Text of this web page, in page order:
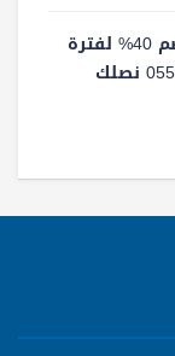
شركة كلين لايف بمكة خصم 40% لفترة
محدودة للتواصل 0552071750 نصلك